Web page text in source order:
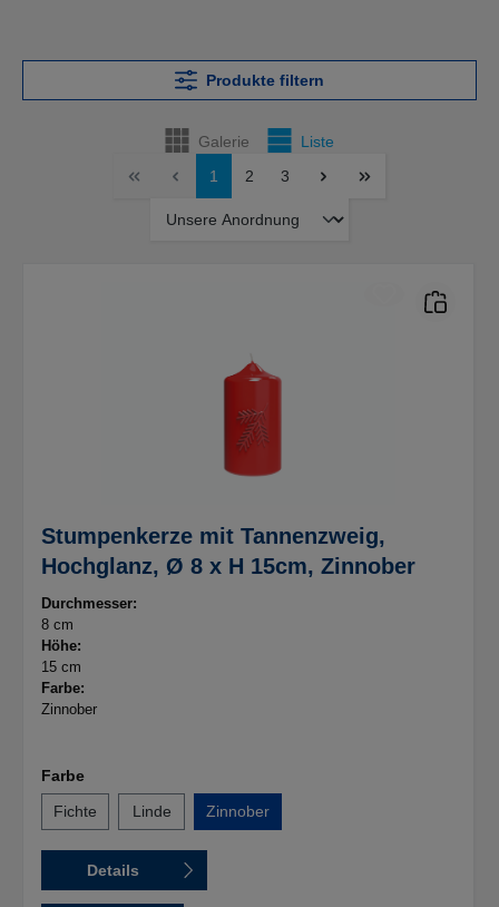
Produkte filtern
Galerie
Liste
1
2 3
Stumpenkerze mit Tannenzweig,
Hochglanz, Ø 8 x H 15cm, Zinnober
Durchmesser:
8 cm
Höhe:
15 cm
Farbe:
Zinnober
Farbe
Fichte
Linde Zinnober
Details